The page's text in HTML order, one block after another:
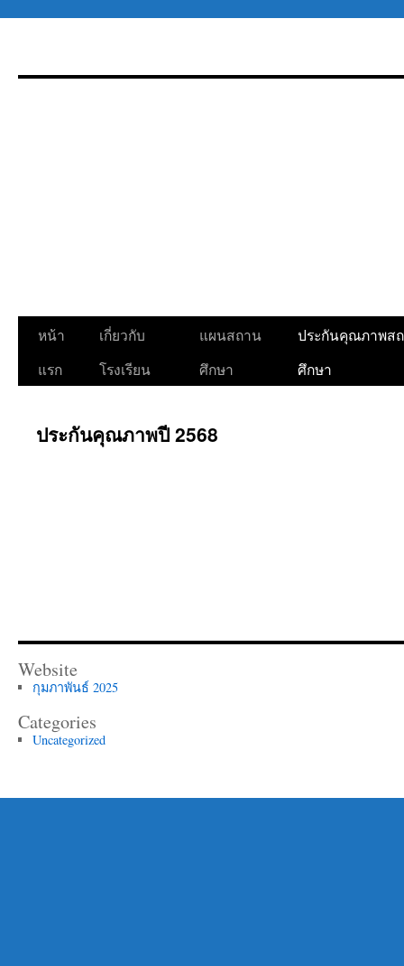
เนื้อหา
หน้า
แรก
เกี่ยวกับ
โรงเรียน
แผนสถาน
ศึกษา
ประกันคุณภาพส
ศึกษา
ประกันคุณภาพปี 2568
Website
กุมภาพันธ์ 2025
Categories
Uncategorized